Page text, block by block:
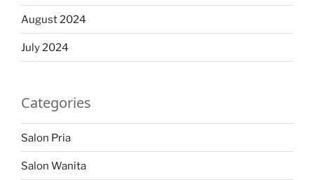
August 2024
July 2024
Categories
Salon Pria
Salon Wanita